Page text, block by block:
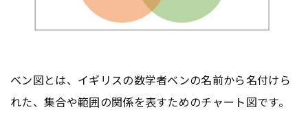
ベン図とは、イギリスの数学者ベンの名前から名付けら
れた、集合や範囲の関係を表すためのチャート図です。